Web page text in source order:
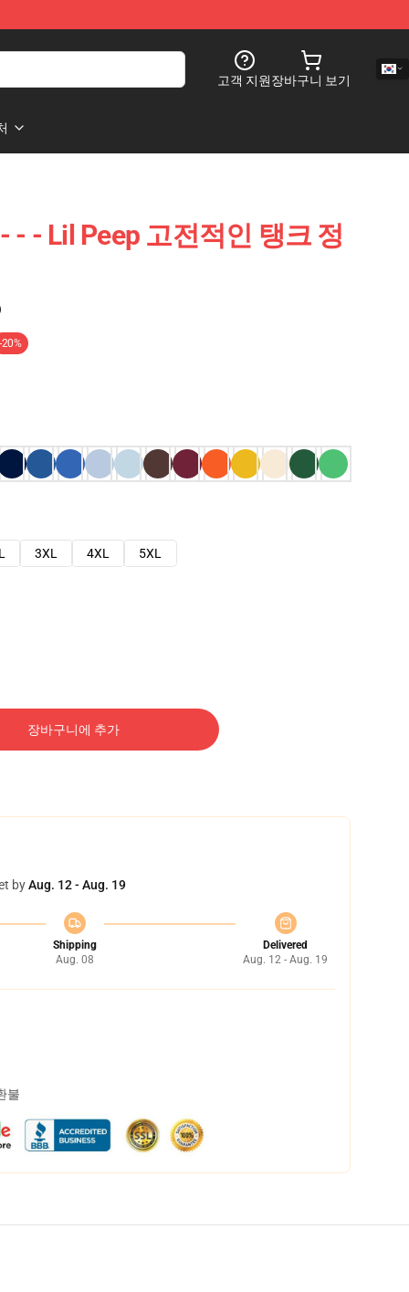
고객 지원장바구니 보기
- - Lil Peep 고전적인 탱크 정
-20%
3XL 4XL
5XL
장바구니에 추가
byAug. 12 - Aug. 19
Shipping
Aug. 08
Delivered
Aug. 12 - Aug. 19
불